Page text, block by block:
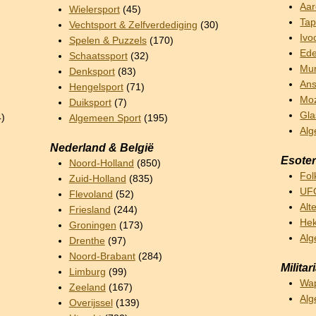
Wielersport(45)
Vechtsport & Zelfverdediging (30)
Spelen & Puzzels(170)
Schaatssport(32)
Denksport(83)
Hengelsport(71)
Duiksport(7)
Algemeen Sport(195)
Nederland & België
Noord-Holland (850)
Zuid-Holland (835)
Flevoland (52)
Friesland (244)
Groningen (173)
Drenthe (97)
Noord-Brabant(284)
Limburg (99)
Zeeland (167)
Overijssel(139)